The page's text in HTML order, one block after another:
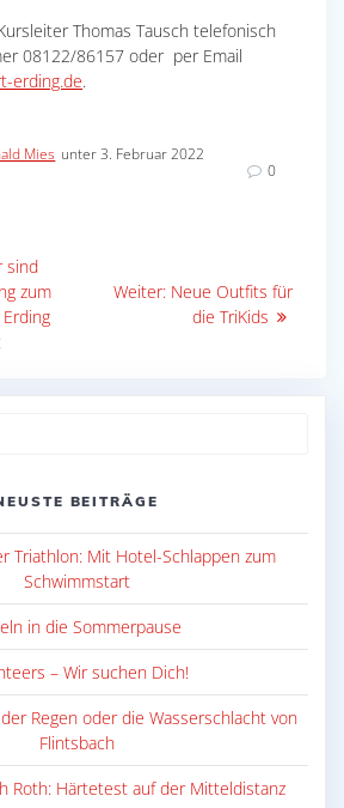
Thomas Tausch telefonisch
08122/86157 oder per Email
erding.de.
Mies unter 3. Februar 2022
0
sind
zum
Weiter: Nächster
Beitrag:
Neue Outfits für
die TriKids
BEITRÄGE
Triathlon: Mit Hotel-Schlappen zum
Schwimmstart
in die Sommerpause
– Wir suchen Dich!
Regen oder die Wasserschlacht von
Flintsbach
Roth: Härtetest auf der Mitteldistanz